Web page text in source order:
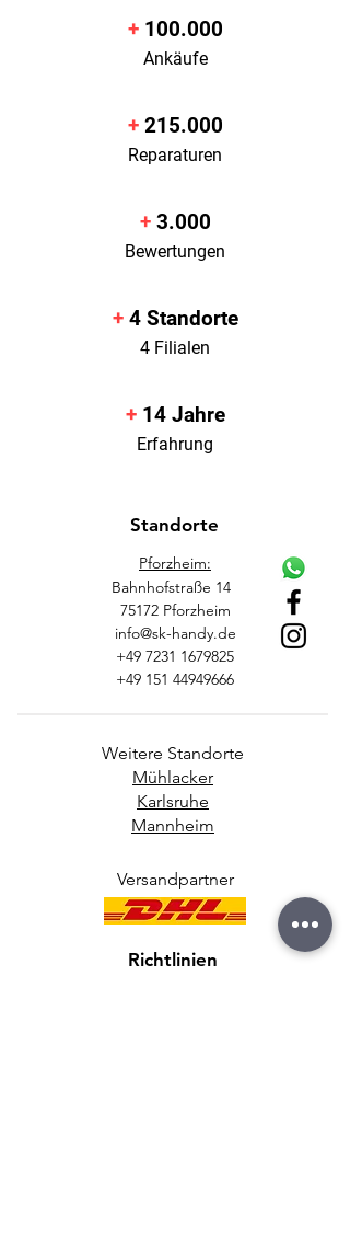
+ 100.000
Ankäufe
+ 215.000
Reparaturen
+ 3.000
Bewertungen
+ 4 Standorte
4 Filialen
+ 14 Jahre
Erfahrung
Standorte
Pforzheim:
Bahnhofstraße 14
75172 Pforzheim
info@sk-handy.de
+49 7231 1679825
+49 151 44949666
Weitere Standorte
Mühlacker
Karlsruhe
Mannheim
Versandpartner
Richtlinien